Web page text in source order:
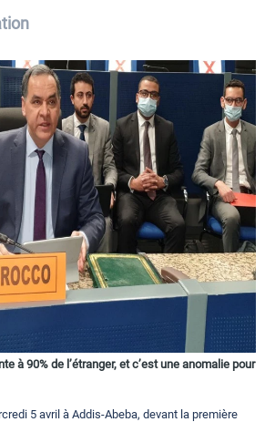
à 90% de l’étranger, et c’est une anomalie pour
5 avril à Addis-Abeba, devant la première